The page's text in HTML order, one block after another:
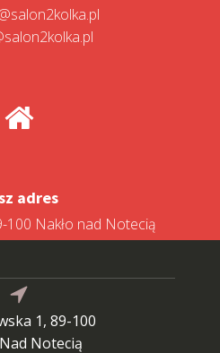
adres
100 Nakło nad Notecią
1, 89-100
Notecią